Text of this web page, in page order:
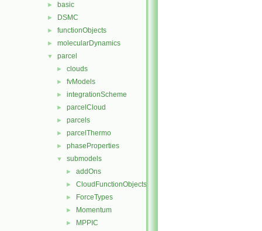
► basic
► DSMC
► functionObjects
► molecularDynamics
▼ parcel
► clouds
► fvModels
► integrationScheme
► parcelCloud
► parcels
► parcelThermo
► phaseProperties
▼ submodels
► addOns
► CloudFunctionObjects
► ForceTypes
► Momentum
► MPPIC